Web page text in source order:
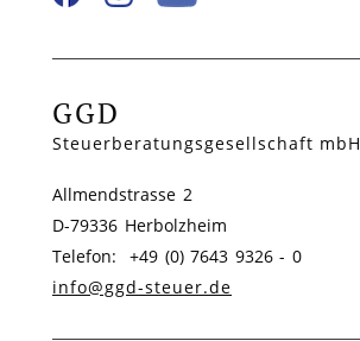
GGD
Steuerberatungsgesellschaft mbH
Allmendstrasse 2
D-79336 Herbolzheim
Telefon: +49 (0) 7643 9326 - 0
info@ggd-steuer.de